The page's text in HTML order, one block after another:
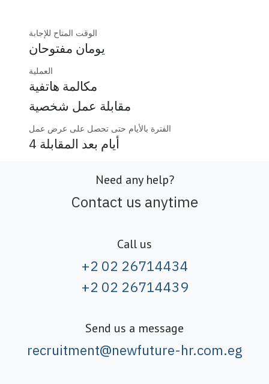
الوقت المتاح للإجابة
يومان مفتوحان
العملية
مكالمة هاتفية
مقابلة عمل شخصية
الفترة بالأيام حتى تحصل على عرض عمل
4 أيام بعد المقابلة
Need any help?
Contact us anytime
Call us
+2 02 26714434
+2 02 26714439
Send us a message
recruitment@newfuture-hr.com.eg